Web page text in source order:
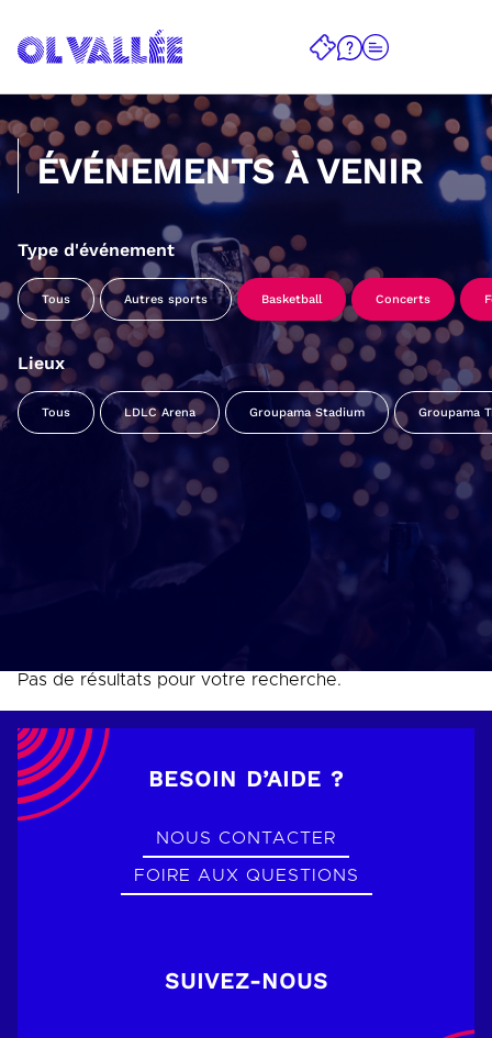
ÉVÉNEMENTS À VENIR
Type d'événement
Tous Autres sports Basketball Concerts
Lieux
Tous LDLC Arena Groupama Stadium Groupama
Pas de résultats pour votre recherche.
BESOIN D’AIDE ?
NOUS CONTACTER
FOIRE AUX QUESTIONS
SUIVEZ-NOUS